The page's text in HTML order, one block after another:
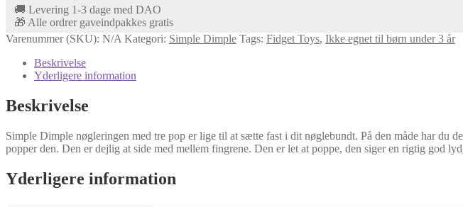
🚚 Levering 1-3 dage med DAO
🎁 Alle ordrer gaveindpakkes gratis
Varenummer (SKU): N/A Kategori: Simple Dimple Tags: Fidget Toys, Ikke egnet til børn under 3 år
Beskrivelse
Yderligere information
Beskrivelse
Simple Dimple nøgleringen med tre pop er lige til at sætte fast i dit nøglebundt. På den måde har du
popper den. Den er dejlig at side med mellem fingrene. Den er let at poppe, den siger en rigtig god
Yderligere information